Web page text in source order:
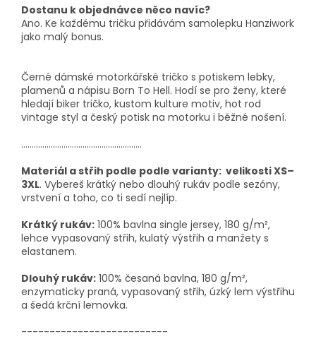
Dostanu k objednávce něco navíc?
Ano. Ke každému tričku přidávám samolepku Hanziwork
jako malý bonus.
Černé dámské motorkářské tričko s potiskem lebky,
plamenů a nápisu Born To Hell. Hodí se pro ženy, které
hledají biker tričko, kustom kulture motiv, hot rod
vintage styl a český potisk na motorku i běžné nošení.
.........................................................
Materiál a střih podle podle varianty: velikosti XS–
3XL. Vybereš krátký nebo dlouhý rukáv podle sezóny,
vrstvení a toho, co ti sedí nejlíp.
Krátký rukáv: 100% bavlna single jersey, 180 g/m²,
lehce vypasovaný střih, kulatý výstřih a manžety s
elastanem.
Dlouhý rukáv: 100% česaná bavlna, 180 g/m²,
enzymaticky praná, vypasovaný střih, úzký lem výstřihu
a šedá krční lemovka.
--------------------------